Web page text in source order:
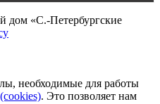
дом «С.-Петербургские
необходимые для работы
(сookies). Это позволяет нам